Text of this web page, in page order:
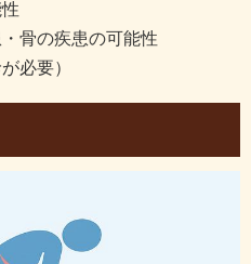
骨の疾患の可能性
必要）